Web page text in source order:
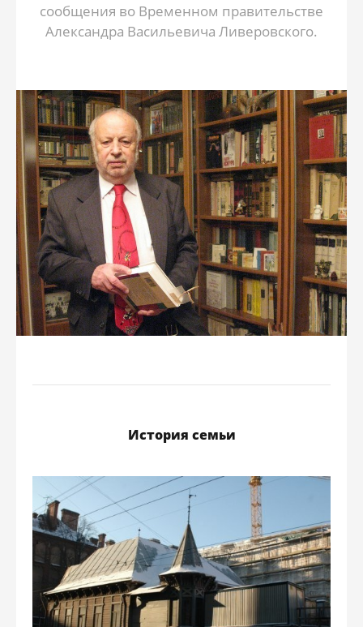
сообщения во Временном правительстве
Александра Васильевича Ливеровского.
История семьи